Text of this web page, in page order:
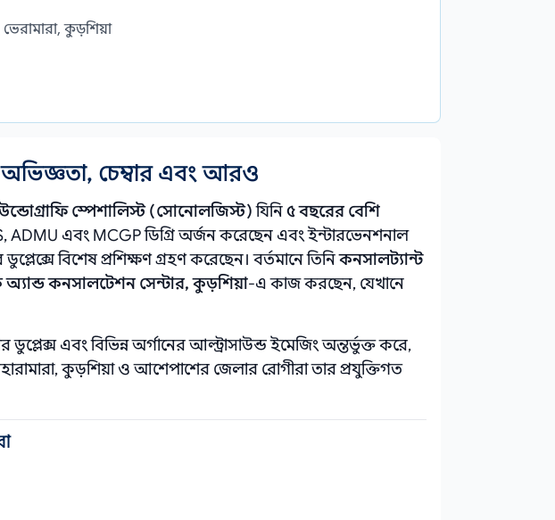
কুড়শিয়া
চেম্বার এবং আরও
স্পেশালিস্ট (সোনোলজিস্ট)যিনি৫ বছরের বেশি
ADMU এবং MCGP ডিগ্রি অর্জন করেছেন এবং ইন্টারভেনশনাল
বিশেষ প্রশিক্ষণ গ্রহণ করেছেন। বর্তমানে তিনিকনসালট্যান্ট
অ্যান্ড কনসালটেশন সেন্টার, কুড়শিয়া-এ কাজ করছেন, যেখানে
এবং বিভিন্ন অর্গানের আল্ট্রাসাউন্ড ইমেজিং অন্তর্ভুক্ত করে,
কুড়শিয়া ও আশেপাশের জেলার রোগীরা তার প্রযুক্তিগত